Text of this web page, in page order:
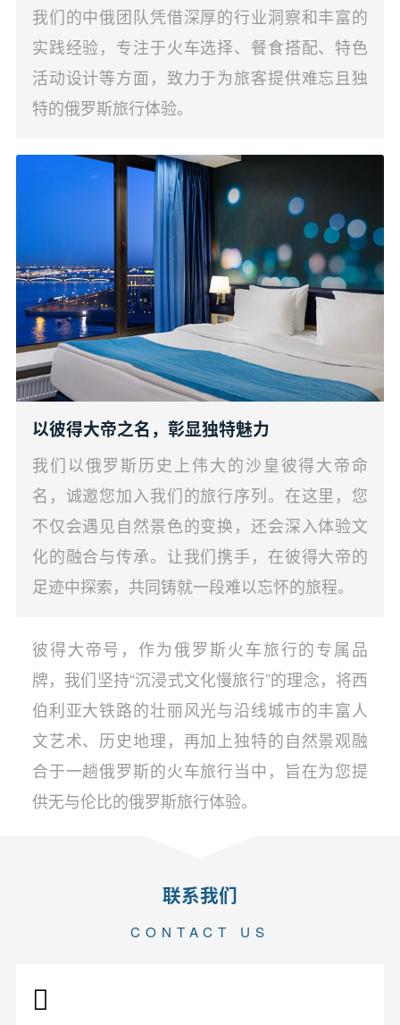
我们的中俄团队凭借深厚的行业洞察和丰富的
实践经验，专注于火车选择、餐食搭配、特色
活动设计等方面，致力于为旅客提供难忘且独
特的俄罗斯旅行体验。
以彼得大帝之名，彰显独特魅力
我们以俄罗斯历史上伟大的沙皇彼得大帝命
名，诚邀您加入我们的旅行序列。在这里，您
不仅会遇见自然景色的变换，还会深入体验文
化的融合与传承。让我们携手，在彼得大帝的
足迹中探索，共同铸就一段难以忘怀的旅程。
彼得大帝号，作为俄罗斯火车旅行的专属品
牌，我们坚持“沉浸式文化慢旅行”的理念，将西
伯利亚大铁路的壮丽风光与沿线城市的丰富人
文艺术、历史地理，再加上独特的自然景观融
合于一趟俄罗斯的火车旅行当中，旨在为您提
供无与伦比的俄罗斯旅行体验。
联系我们
CONTACT US